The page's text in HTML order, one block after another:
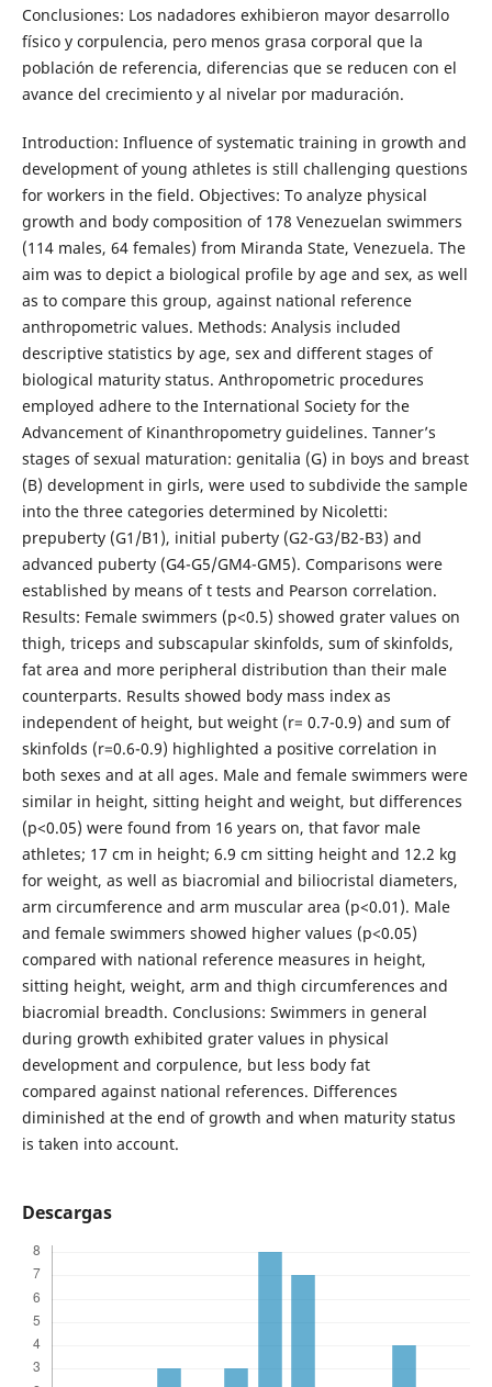
Conclusiones: Los nadadores exhibieron mayor desarrollo
físico y corpulencia, pero menos grasa corporal que la
población de referencia, diferencias que se reducen con el
avance del crecimiento y al nivelar por maduración.
Introduction: Influence of systematic training in growth and
development of young athletes is still challenging questions
for workers in the field. Objectives: To analyze physical
growth and body composition of 178 Venezuelan swimmers
(114 males, 64 females) from Miranda State, Venezuela. The
aim was to depict a biological profile by age and sex, as well
as to compare this group, against national reference
anthropometric values. Methods: Analysis included
descriptive statistics by age, sex and different stages of
biological maturity status. Anthropometric procedures
employed adhere to the International Society for the
Advancement of Kinanthropometry guidelines. Tanner’s
stages of sexual maturation: genitalia (G) in boys and breast
(B) development in girls, were used to subdivide the sample
into the three categories determined by Nicoletti:
prepuberty (G1/B1), initial puberty (G2-G3/B2-B3) and
advanced puberty (G4-G5/GM4-GM5). Comparisons were
established by means of t tests and Pearson correlation.
Results: Female swimmers (p<0.5) showed grater values on
thigh, triceps and subscapular skinfolds, sum of skinfolds,
fat area and more peripheral distribution than their male
counterparts. Results showed body mass index as
independent of height, but weight (r= 0.7-0.9) and sum of
skinfolds (r=0.6-0.9) highlighted a positive correlation in
both sexes and at all ages. Male and female swimmers were
similar in height, sitting height and weight, but differences
(p<0.05) were found from 16 years on, that favor male
athletes; 17 cm in height; 6.9 cm sitting height and 12.2 kg
for weight, as well as biacromial and biliocristal diameters,
arm circumference and arm muscular area (p<0.01). Male
and female swimmers showed higher values (p<0.05)
compared with national reference measures in height,
sitting height, weight, arm and thigh circumferences and
biacromial breadth. Conclusions: Swimmers in general
during growth exhibited grater values in physical
development and corpulence, but less body fat
compared against national references. Differences
diminished at the end of growth and when maturity status
is taken into account.
Descargas